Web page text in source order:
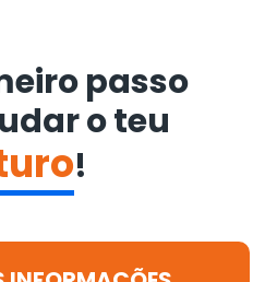
passo
o teu
!